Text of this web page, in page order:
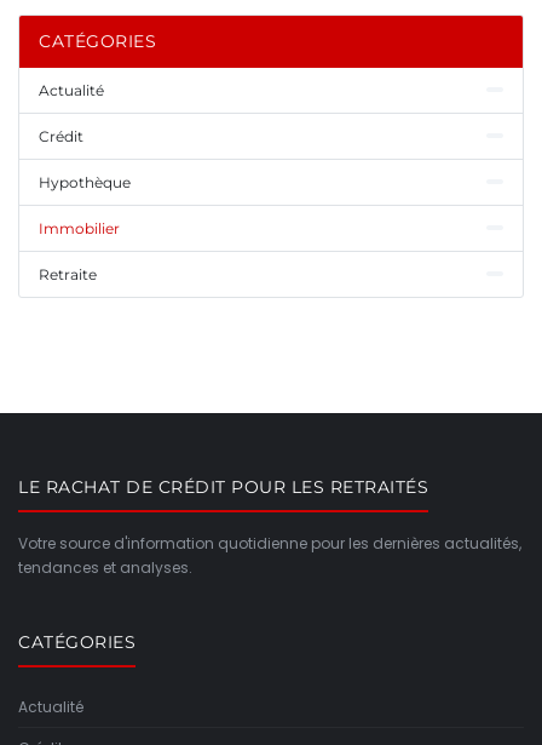
CATÉGORIES
Actualité
Crédit
Hypothèque
Immobilier
Retraite
LE RACHAT DE CRÉDIT POUR LES RETRAITÉS
Votre source d'information quotidienne pour les dernières actualités,
tendances et analyses.
CATÉGORIES
Actualité